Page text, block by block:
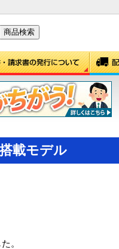
載モデル
。